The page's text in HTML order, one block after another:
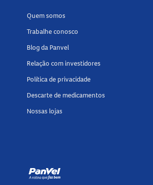
Quem somos
Trabalhe conosco
Blog da Panvel
Relação com investidores
Política de privacidade
Descarte de medicamentos
Nossas lojas